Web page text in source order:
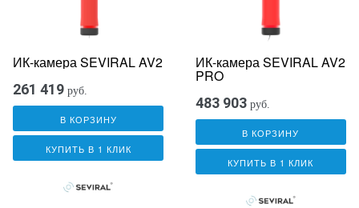
ИК-камера SEVIRAL AV2
261 419 руб.
В КОРЗИНУ
КУПИТЬ В 1 КЛИК
ИК-камера SEVIRAL AV2
PRO
483 903 руб.
В КОРЗИНУ
КУПИТЬ В 1 КЛИК